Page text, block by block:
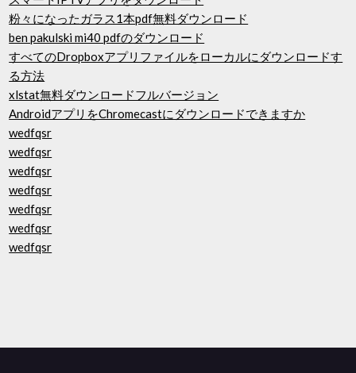
粉々になったガラス1本pdf無料ダウンロード
ben pakulski mi40 pdfのダウンロード
すべてのDropboxアプリファイルをローカルにダウンロードす
る方法
xlstat無料ダウンロードフルバージョン
AndroidアプリをChromecastにダウンロードできますか
wedfqsr
wedfqsr
wedfqsr
wedfqsr
wedfqsr
wedfqsr
wedfqsr